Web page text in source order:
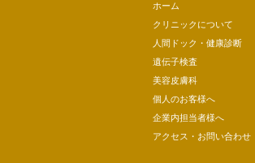
ホーム
クリニックについて
人間ドック・健康診断
遺伝子検査
美容皮膚科
個人のお客様へ
企業内担当者様へ
アクセス・お問い合わせ